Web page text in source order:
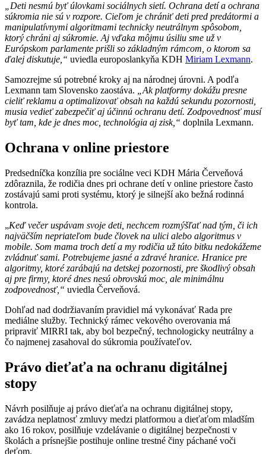
„Deti nesmú byť úlovkami sociálnych sietí. Ochrana detí a ochrana
súkromia nie sú v rozpore. Cieľom je chrániť deti pred predátormi a
manipulatívnymi algoritmami technicky neutrálnym spôsobom,
ktorý chráni aj súkromie. Aj vďaka môjmu úsiliu sme už v
Európskom parlamente prišli so základným rámcom, o ktorom sa
ďalej diskutuje,“ uviedla europoslankyňa KDH Miriam Lexmann.
Samozrejme sú potrebné kroky aj na národnej úrovni. A podľa
Lexmann tam Slovensko zaostáva.
„Ak platformy dokážu presne
cieliť reklamu a optimalizovať obsah na každú sekundu pozornosti,
musia vedieť zabezpečiť aj účinnú ochranu detí. Zodpovednosť musí
byť tam, kde je dnes moc, technológia aj zisk,“ doplnila Lexmann.
Ochrana v online priestore
Predsedníčka konzília pre sociálne veci KDH Mária Červeňová
zdôraznila, že rodičia dnes pri ochrane detí v online priestore často
zostávajú sami proti systému, ktorý je silnejší ako bežná rodinná
kontrola.
„Keď večer uspávam svoje deti, nechcem rozmýšľať nad tým, či ich
najväčším nepriateľom bude človek na ulici alebo algoritmus v
mobile. Som mama troch detí a my rodičia už túto bitku nedokážeme
zvládnuť sami. Potrebujeme jasné a zdravé hranice. Hranice pre
algoritmy, ktoré zarábajú na detskej pozornosti, pre škodlivý obsah
aj pre firmy, ktoré dnes nesú obrovskú moc, ale minimálnu
zodpovednosť,“ uviedla Červeňová.
Dohľad nad dodržiavaním pravidiel má vykonávať Rada pre
mediálne služby. Technický rámec vekového overovania má
pripraviť MIRRI tak, aby bol bezpečný, technologicky neutrálny a
čo najmenej zasahoval do súkromia používateľov.
Právo dieťaťa na ochranu digitálnej
stopy
Návrh posilňuje aj právo dieťaťa na ochranu digitálnej stopy,
zavádza neplatnosť zmluvy medzi platformou a dieťaťom mladším
ako 16 rokov, posilňuje vzdelávanie o digitálnej bezpečnosti v
školách a prísnejšie postihuje online trestné činy páchané voči
deťom.